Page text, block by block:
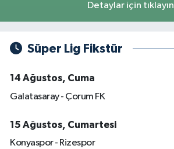
Detaylar için tıklayın
Süper Lig Fikstür
14 Ağustos, Cuma
Galatasaray - Çorum FK
15 Ağustos, Cumartesi
Konyaspor - Rizespor